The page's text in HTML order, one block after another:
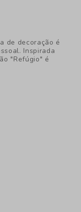
de decoração é
Inspirada
"Refúgio" é